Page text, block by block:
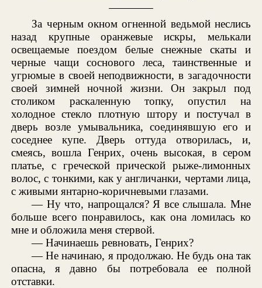
За черным окном огненной ведьмой неслись
назад крупные оранжевые искры, мелькали
освещаемые поездом белые снежные скаты и
черные чащи соснового леса, таинственные и
угрюмые в своей неподвижности, в загадочности
своей зимней ночной жизни. Он закрыл под
столиком раскаленную топку, опустил на
холодное стекло плотную штору и постучал в
дверь возле умывальника, соединявшую его и
соседнее купе. Дверь оттуда отворилась, и,
смеясь, вошла Генрих, очень высокая, в сером
платье, с греческой прической рыже-лимонных
волос, с тонкими, как у англичанки, чертами лица,
с живыми янтарно-коричневыми глазами.
— Ну что, напрощался? Я все слышала. Мне
больше всего понравилось, как она ломилась ко
мне и обложила меня стервой.
— Начинаешь ревновать, Генрих?
— Не начинаю, я продолжаю. Не будь она так
опасна, я давно бы потребовала ее полной
отставки.